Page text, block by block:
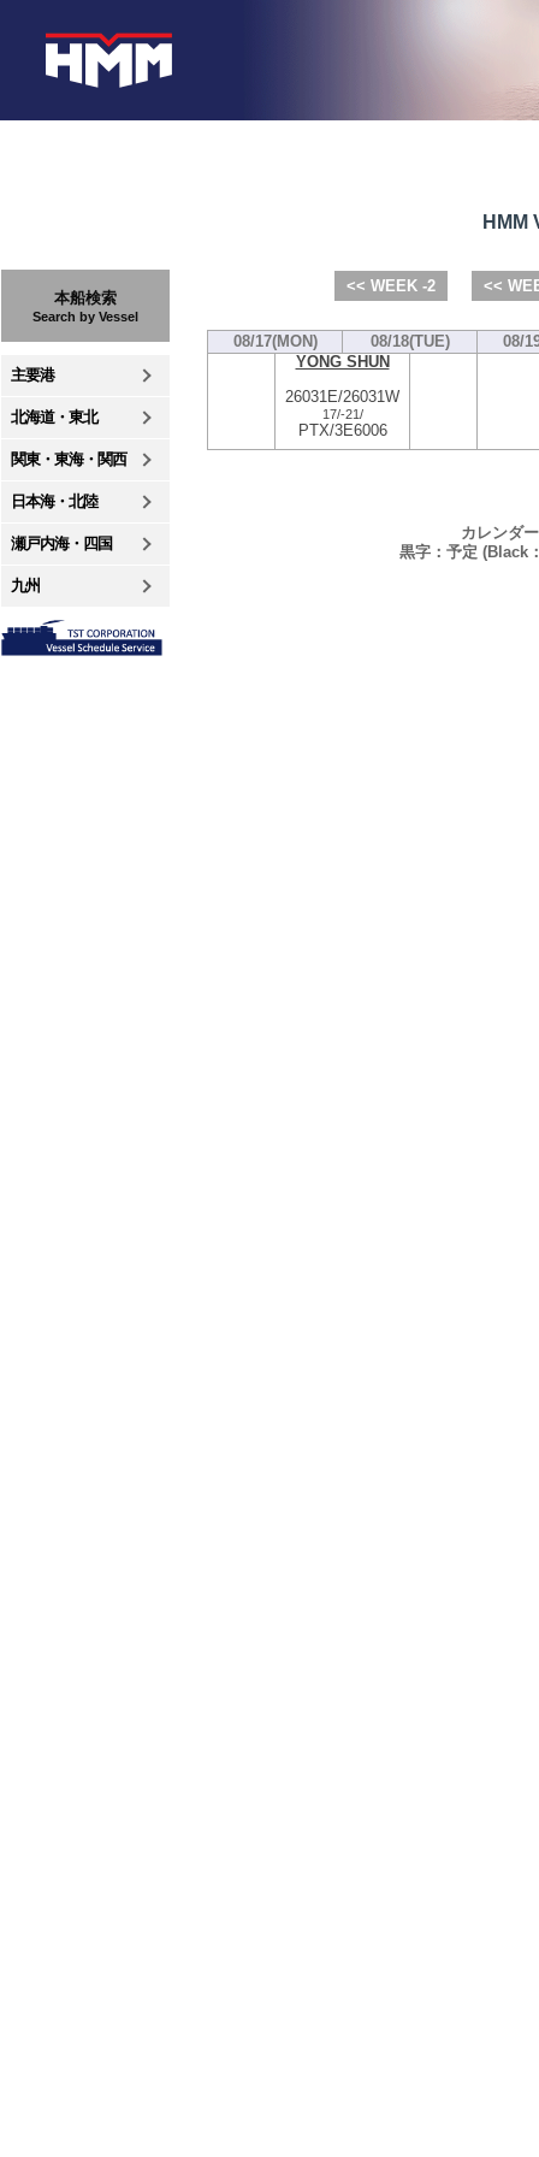
本船検索
Search by Vessel
主要港
北海道・東北
関東・東海・関西
日本海・北陸
瀬戸内海・四国
九州
HMM
<< WEEK -2 <<
08/17(MON) 08/18(TUE)
08/
YONG SHUN
26031E/26031W
17/-21/
PTX/3E6006
カレンダ
黒字：予定